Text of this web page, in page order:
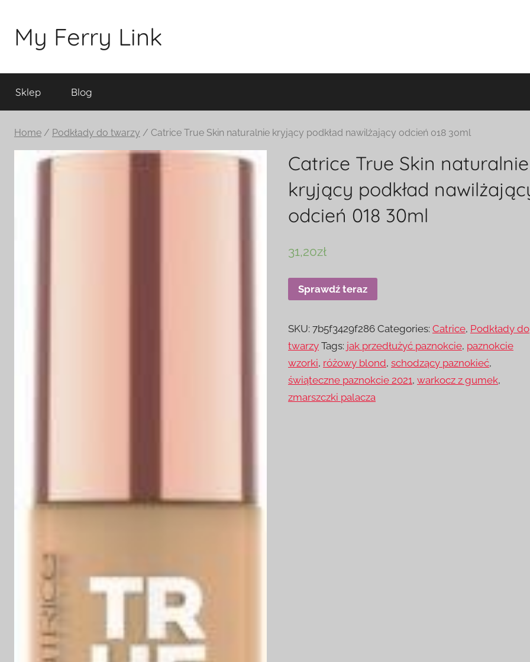
treściMy Ferry Link
Sklep Blog
Home / Podkłady do twarzy / Catrice True Skin naturalnie kryjący podkład nawilżający odcień 018 30ml
Catrice True Skin naturalnie
kryjący podkład
odcień 018 30ml
31,20zł
Sprawdź teraz
SKU:7b5f3429f286 Categories:Catrice, Podkłady do
twarzy Tags: jak przedłużyć paznokcie, paznokcie
wzorki, różowy blond,schodzący paznokieć,
świąteczne paznokcie 2021,warkocz z gumek,
zmarszczki palacza